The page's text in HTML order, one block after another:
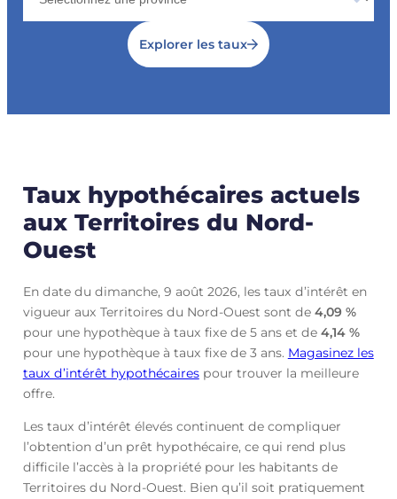
Explorer les taux
Taux hypothécaires actuels
aux Territoires du Nord-
Ouest
En date du dimanche, 9 août 2026, les taux d’intérêt en
vigueur aux Territoires du Nord-Ouest sont de 4,09 %
pour une hypothèque à taux fixe de 5 ans et de 4,14 %
pour une hypothèque à taux fixe de 3 ans. Magasinez les
taux d’intérêt hypothécairespour trouver la meilleure
offre.
Les taux d’intérêt élevés continuent de compliquer
l’obtention d’un prêt hypothécaire, ce qui rend plus
difficile l’accès à la propriété pour les habitants de
Territoires du Nord-Ouest. Bien qu’il soit pratiquement